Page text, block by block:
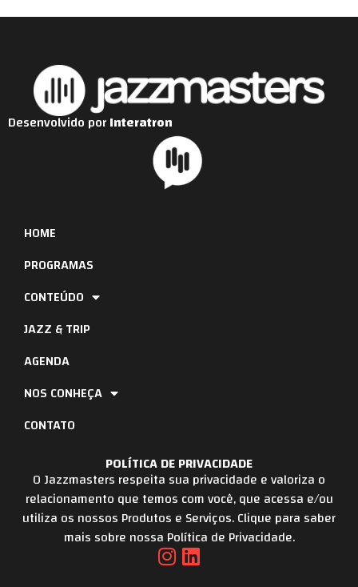
POLÍTICA DE PRIVACIDADE
O Jazzmasters respeita sua privacidade e valoriza o
relacionamento que temos com você, que acessa e/ou
utiliza os nossos Produtos e Serviços. Clique para saber
mais sobre nossa Política de Privacidade.
HOME
PROGRAMAS
CONTEÚDO
JAZZ & TRIP
AGENDA
NOS CONHEÇA
CONTATO
Desenvolvido porInteratron